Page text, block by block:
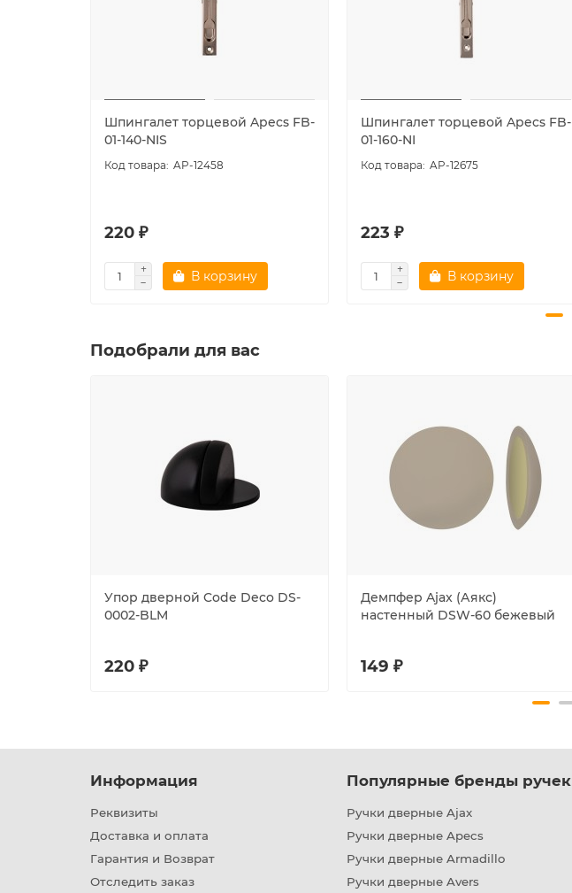
Шпингалет торцевой Apecs FB-
01-140-NIS
AP-12458
220 ₽
В корзину
Шпингалет торцевой Apecs FB-
01-160-NI
AP-12675
223 ₽
В корзину
Подобрали для вас
Упор дверной Code Deco DS-
0002-BLM
220 ₽
Демпфер Ajax (Аякс)
настенный DSW-60 бежевый
149 ₽
Информация
Реквизиты
Доставка и оплата
Гарантия и Возврат
Отследить заказ
Популярные бренды ручек
Ручки дверные Ajax
Ручки дверные Apecs
Ручки дверные Armadillo
Ручки дверные Avers